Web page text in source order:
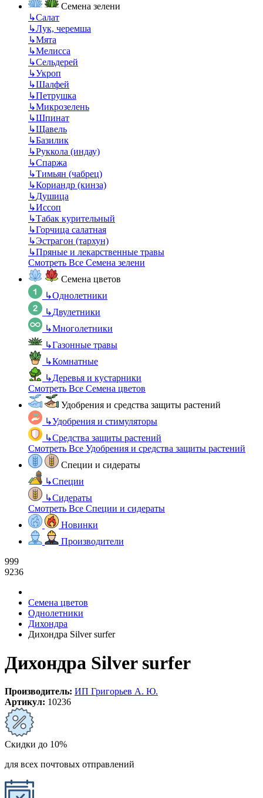
Семена зелени
↳Салат
↳Лук, черемша
↳Мята
↳Мелисса
↳Сельдерей
↳Укроп
↳Шалфей
↳Петрушка
↳Микрозелень
↳Шпинат
↳Щавель
↳Базилик
↳Руккола (индау)
↳Спаржа
↳Тимьян (чабрец)
↳Кориандр (кинза)
↳Душица
↳Иссоп
↳Табак курительный
↳Горчица салатная
↳Эстрагон (тархун)
↳Пряные и лекарственные травы
Смотреть Все Семена зелени
Семена цветов
↳Однолетники
↳Двулетники
↳Многолетники
↳Газонные травы
↳Комнатные
↳Деревья и кустарники
Смотреть Все Семена цветов
Удобрения и средства защиты растений
↳Удобрения и стимуляторы
↳Средства защиты растений
Смотреть Все Удобрения и средства защиты растений
Специи и сидераты
↳Специи
↳Сидераты
Смотреть Все Специи и сидераты
Новинки
Производители
999
9236
Семена цветов
Однолетники
Дихондра
Дихондра Silver surfer
Дихондра Silver surfer
Производитель: ИП Григорьев А. Ю.
Артикул: 10236
Скидки до 10%
для всех почтовых отправлений